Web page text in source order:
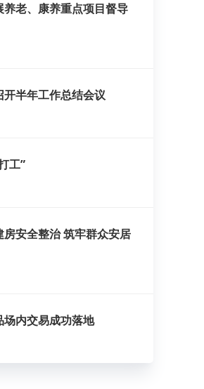
老、康养重点项目督导
半年工作总结会议
工”
安全整治 筑牢群众安居
内交易成功落地